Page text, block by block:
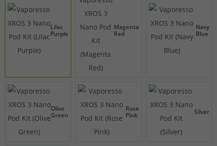
Lilac
Purple
Magenta
Red
Navy
Blue
Olive
Green
Rose
Pink
Silver